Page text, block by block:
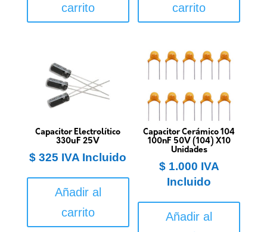
carrito
carrito
Capacitor Electrolítico
330uF 25V
$ 325 IVA Incluido
Añadir al
carrito
Capacitor Cerámico 104
100nF 50V (104) X10
Unidades
$1.000 IVA
Incluido
Añadir al